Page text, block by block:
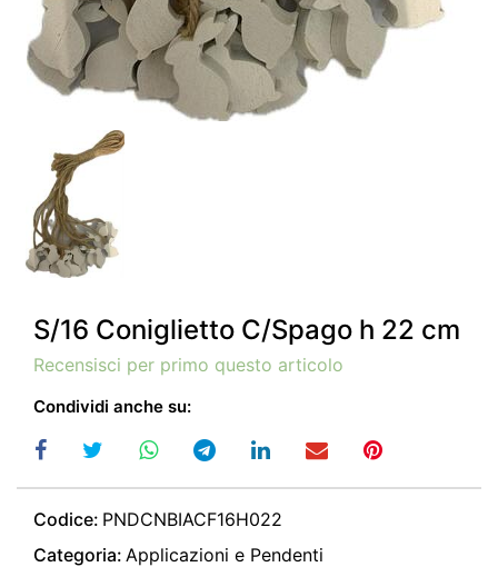
S/16 Coniglietto C/Spago h 22 cm
Recensisci per primo questo articolo
Condividi anche su:
Codice: PNDCNBIACF16H022
Categoria: Applicazioni e Pendenti